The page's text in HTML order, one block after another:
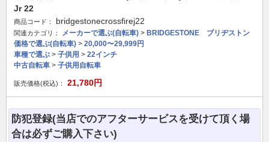
Jr 22
商品コード： bridgestonecrossfirej22
関連カテゴリ： メーカーで選ぶ(自転車) > BRIDGESTONE ブリヂストン
価格で選ぶ(自転車) > 20,000〜29,999円
車種で選ぶ > 子供用 > 22インチ
中古自転車 > 子供用自転車
販売価格(税込)： 21,780円
防犯登録(当店でのアフターサービスを受けて頂く場
合は必ずご購入下さい)